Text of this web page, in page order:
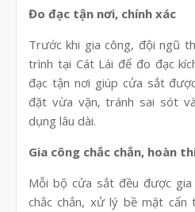
Đo đạc tận nơi, chính xác
Trước khi gia công, đội ngũ
trình tại Cát Lái để đo đạc
đạc tận nơi giúp cửa sắt
đặt vừa vặn, tránh sai sót
dụng lâu dài.
Gia công chắc chắn, hoàn
Mỗi bộ cửa sắt đều được
chắc chắn, xử lý bề mặt cẩn